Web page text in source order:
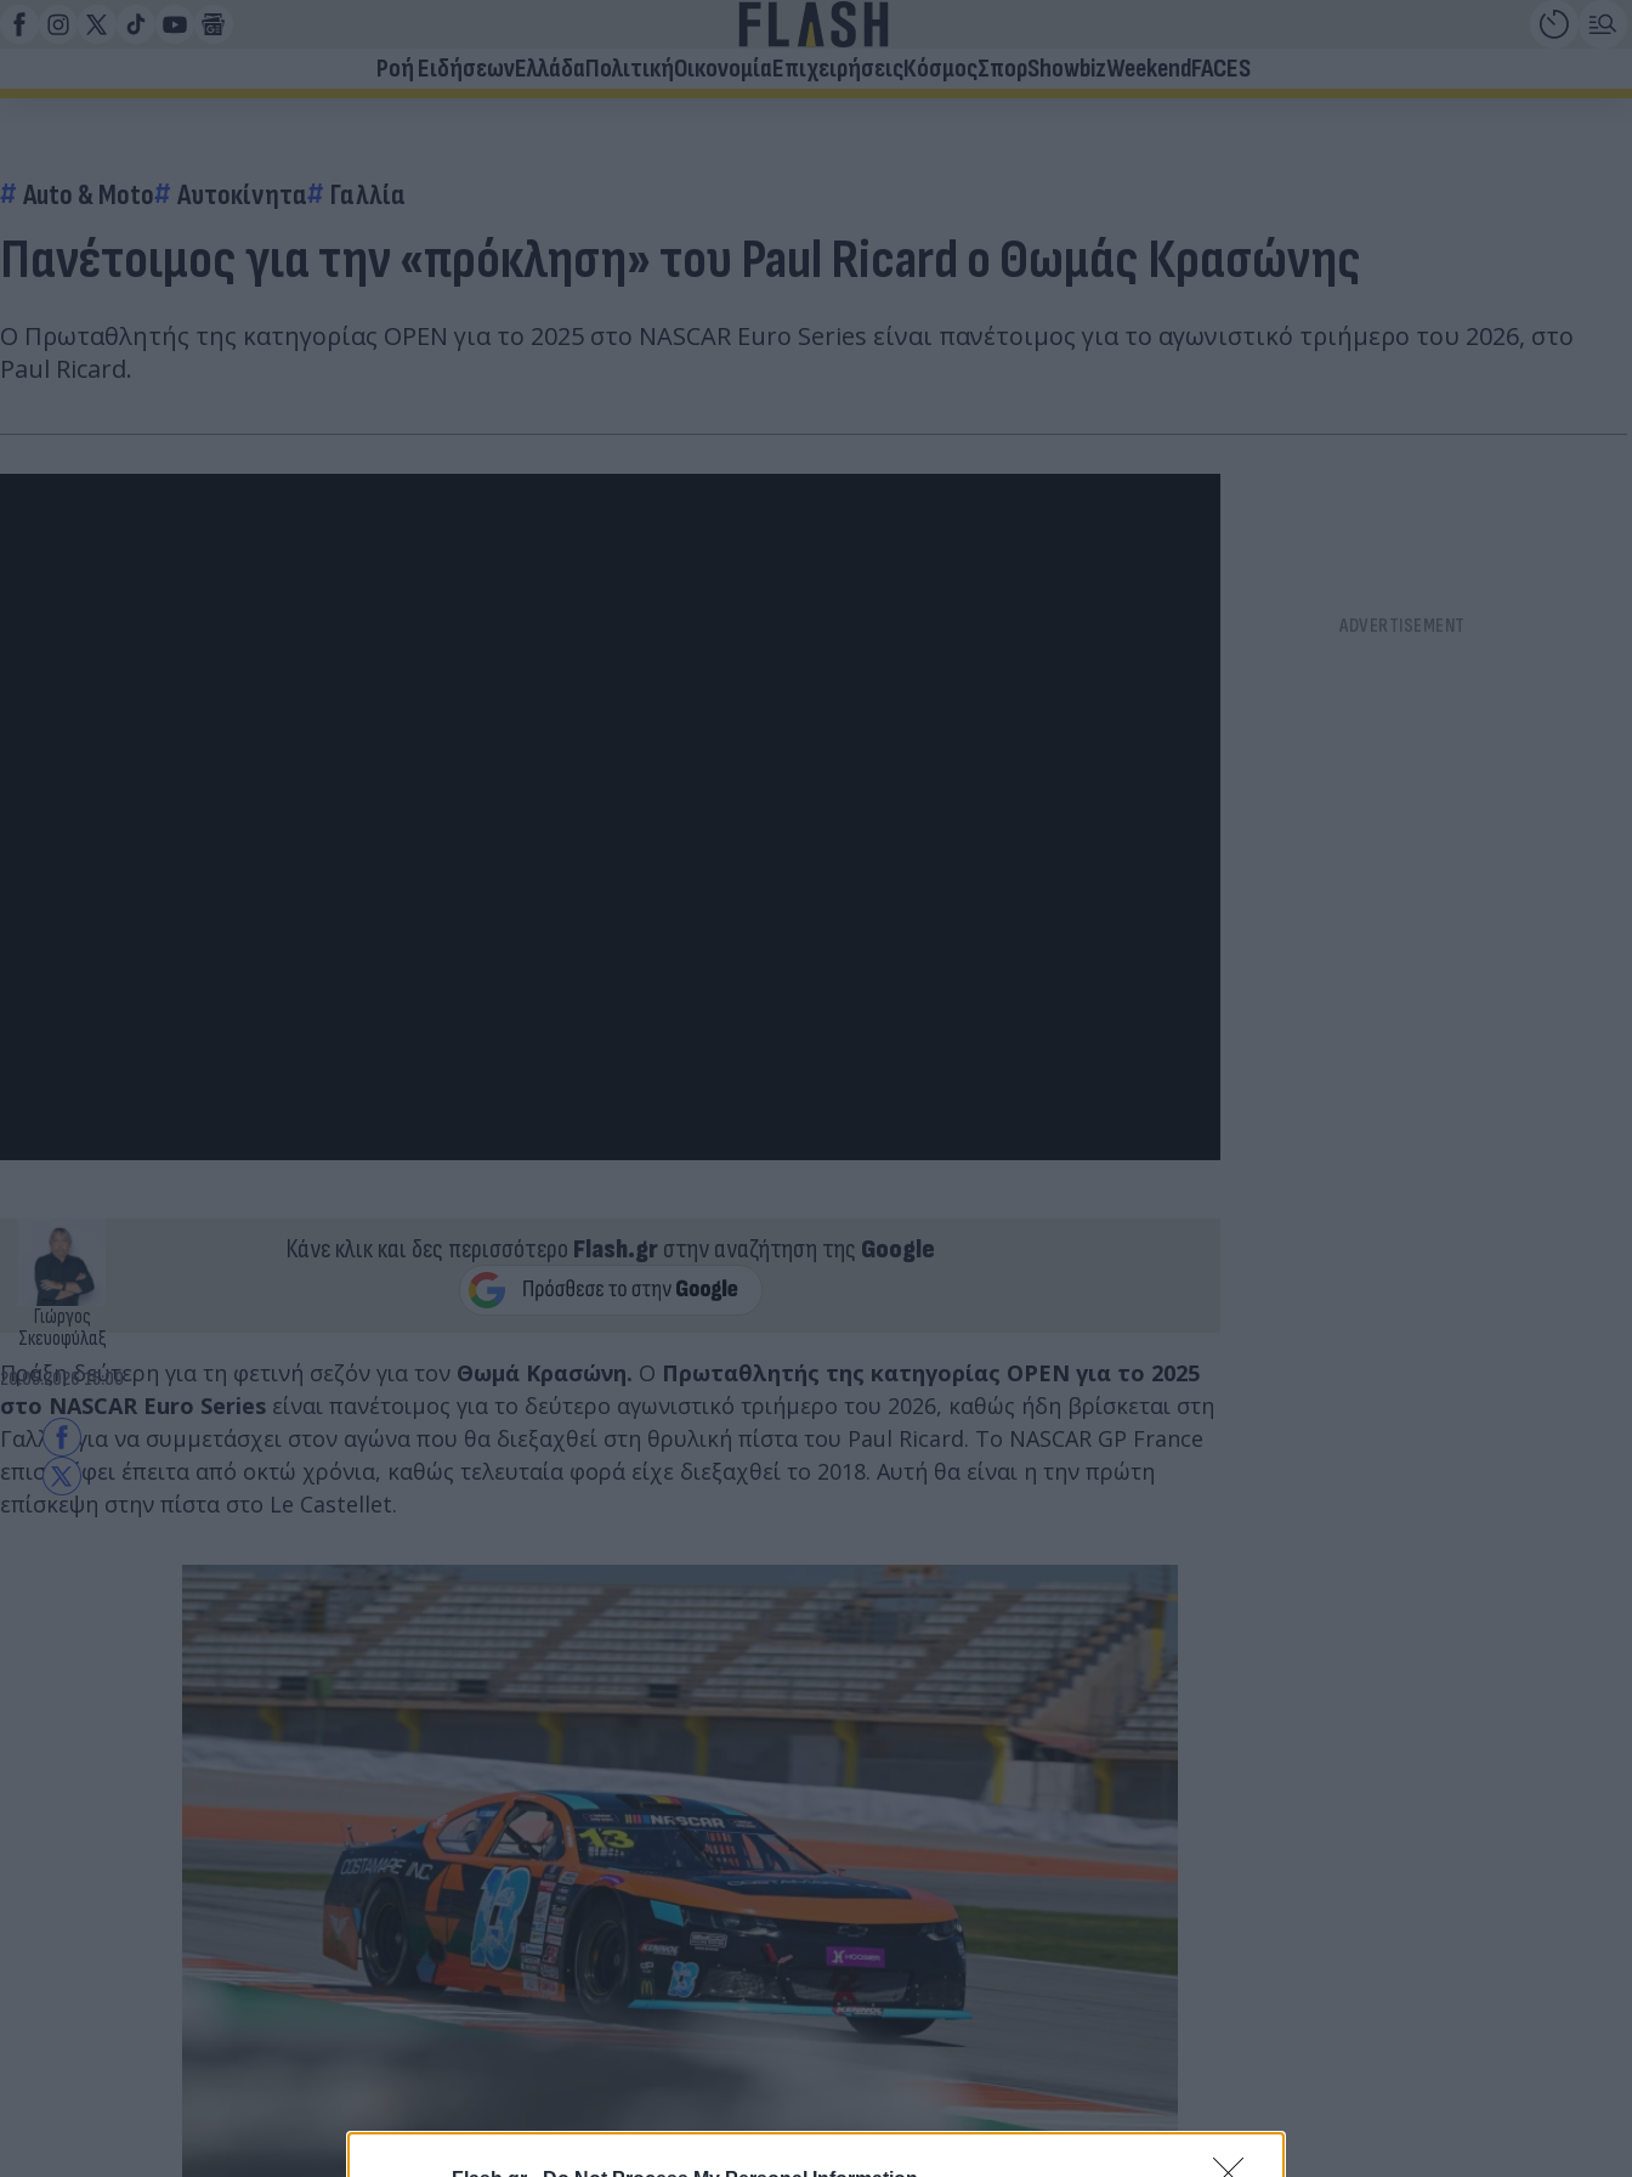
Ροή ΕιδήσεωνΕλλάδαΠολιτικήΟικονομίαΕπιχειρήσειςΚόσμοςΣπορShowbizWeekendFACES
Auto & Moto Αυτοκίνητα Γαλλία
Πανέτοιμος για την «πρόκληση» του Paul Ricard ο Θωμάς Κρασώνης
Ο Πρωταθλητής της κατηγορίας OPEN για το 2025 στο NASCAR Euro Series είναι πανέτοιμος για το αγωνιστικό τριήμερο του 2026, στο
Paul Ricard.
Γιώργος
Σκευοφύλαξ
20.05.2026 15:00
Κάνε κλικ και δες περισσότερο Flash.grστην αναζήτηση της Google
Πράξη δεύτερη για τη φετινή σεζόν για τον Θωμά Κρασώνη. Ο Πρωταθλητής της κατηγορίας OPEN για το 2025
στο NASCAR Euro Series είναι πανέτοιμος για το δεύτερο αγωνιστικό τριήμερο του 2026, καθώς ήδη βρίσκεται στη
Γαλλία για να συμμετάσχει στον αγώνα που θα διεξαχθεί στη θρυλική πίστα του Paul Ricard. Το NASCAR GP France
επιστρέφει έπειτα από οκτώ χρόνια, καθώς τελευταία φορά είχε διεξαχθεί το 2018. Αυτή θα είναι η την πρώτη
επίσκεψη στην πίστα στο Le Castellet.